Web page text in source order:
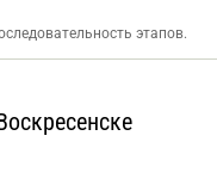
этапов.